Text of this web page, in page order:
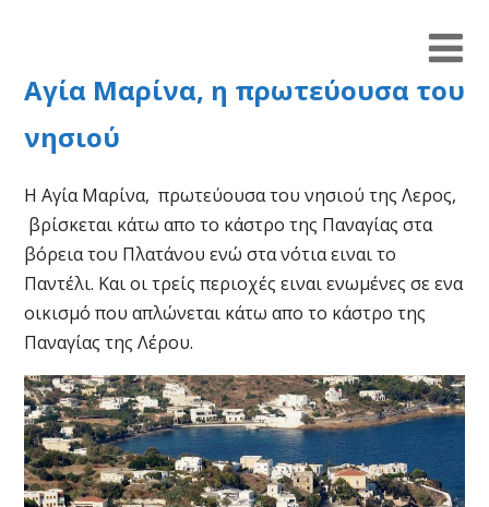
Αγία Μαρίνα, η πρωτεύουσα του
νησιού
Η Αγία Μαρίνα, πρωτεύουσα του νησιού της Λερος,
βρίσκεται κάτω απο το κάστρο της Παναγίας στα
βόρεια του Πλατάνου ενώ στα νότια ειναι το
Παντέλι. Και οι τρείς περιοχές ειναι ενωμένες σε ενα
οικισμό που απλώνεται κάτω απο το κάστρο της
Παναγίας της Λέρου.